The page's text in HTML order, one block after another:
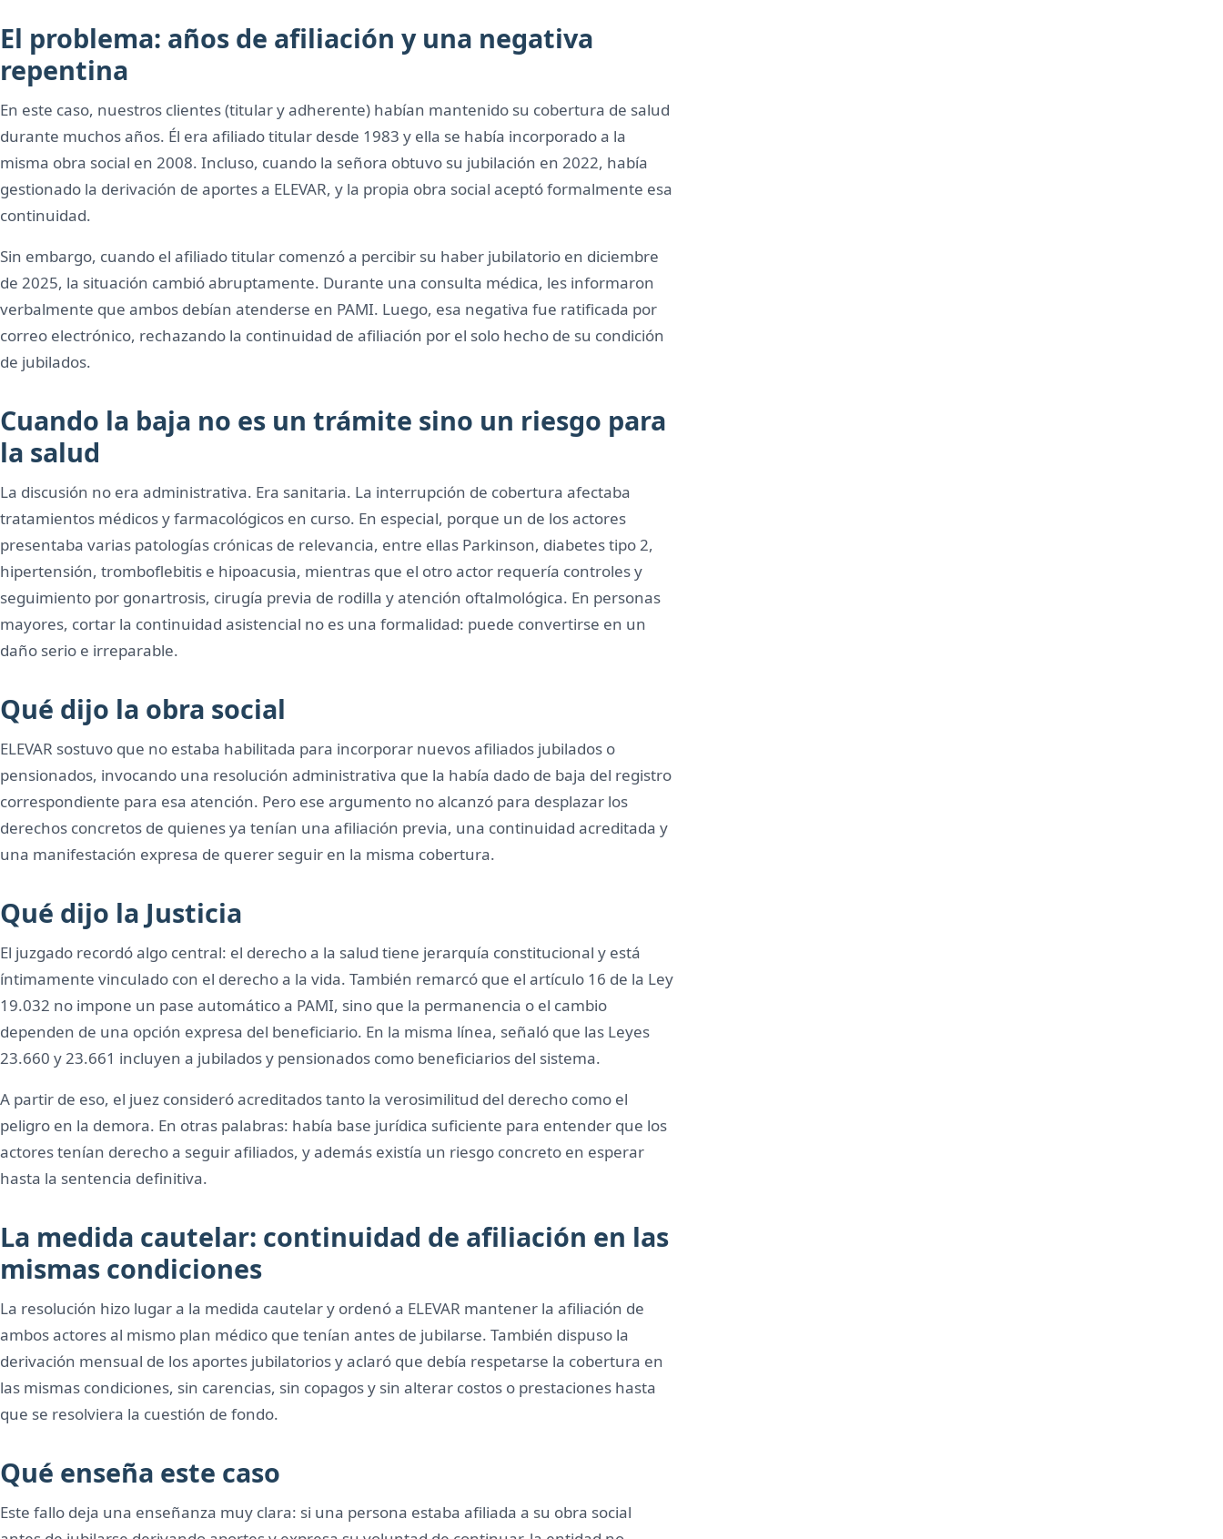
El problema: años de afiliación y una negativa
repentina
En este caso, nuestros clientes (titular y adherente) habían mantenido su cobertura de salud
durante muchos años. Él era afiliado titular desde 1983 y ella se había incorporado a la
misma obra social en 2008. Incluso, cuando la señora obtuvo su jubilación en 2022, había
gestionado la derivación de aportes a ELEVAR, y la propia obra social aceptó formalmente esa
continuidad.
Sin embargo, cuando el afiliado titular comenzó a percibir su haber jubilatorio en diciembre
de 2025, la situación cambió abruptamente. Durante una consulta médica, les informaron
verbalmente que ambos debían atenderse en PAMI. Luego, esa negativa fue ratificada por
correo electrónico, rechazando la continuidad de afiliación por el solo hecho de su condición
de jubilados.
Cuando la baja no es un trámite sino un riesgo para
la salud
La discusión no era administrativa. Era sanitaria. La interrupción de cobertura afectaba
tratamientos médicos y farmacológicos en curso. En especial, porque un de los actores
presentaba varias patologías crónicas de relevancia, entre ellas Parkinson, diabetes tipo 2,
hipertensión, tromboflebitis e hipoacusia, mientras que el otro actor requería controles y
seguimiento por gonartrosis, cirugía previa de rodilla y atención oftalmológica. En personas
mayores, cortar la continuidad asistencial no es una formalidad: puede convertirse en un
daño serio e irreparable.
Qué dijo la obra social
ELEVAR sostuvo que no estaba habilitada para incorporar nuevos afiliados jubilados o
pensionados, invocando una resolución administrativa que la había dado de baja del registro
correspondiente para esa atención. Pero ese argumento no alcanzó para desplazar los
derechos concretos de quienes ya tenían una afiliación previa, una continuidad acreditada y
una manifestación expresa de querer seguir en la misma cobertura.
Qué dijo la Justicia
El juzgado recordó algo central: el derecho a la salud tiene jerarquía constitucional y está
íntimamente vinculado con el derecho a la vida. También remarcó que el artículo 16 de la Ley
19.032 no impone un pase automático a PAMI, sino que la permanencia o el cambio
dependen de una opción expresa del beneficiario. En la misma línea, señaló que las Leyes
23.660 y 23.661 incluyen a jubilados y pensionados como beneficiarios del sistema.
A partir de eso, el juez consideró acreditados tanto la verosimilitud del derecho como el
peligro en la demora. En otras palabras: había base jurídica suficiente para entender que los
actores tenían derecho a seguir afiliados, y además existía un riesgo concreto en esperar
hasta la sentencia definitiva.
La medida cautelar: continuidad de afiliación en las
mismas condiciones
La resolución hizo lugar a la medida cautelar y ordenó a ELEVAR mantener la afiliación de
ambos actores al mismo plan médico que tenían antes de jubilarse. También dispuso la
derivación mensual de los aportes jubilatorios y aclaró que debía respetarse la cobertura en
las mismas condiciones, sin carencias, sin copagos y sin alterar costos o prestaciones hasta
que se resolviera la cuestión de fondo.
Qué enseña este caso
Este fallo deja una enseñanza muy clara: si una persona estaba afiliada a su obra social